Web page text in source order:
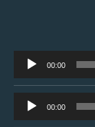
Tocador
de
áudio
00:00
Tocador
de
00:00